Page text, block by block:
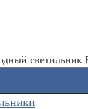
светильник